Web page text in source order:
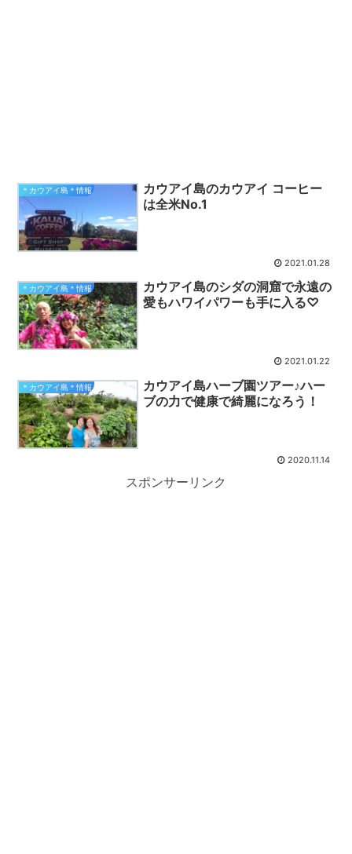
＊カウアイ島＊情報
カウアイ島のカウアイ コーヒー
は全米No.1
2021.01.28
＊カウアイ島＊情報
カウアイ島のシダの洞窟で永遠の
愛もハワイパワーも手に入る♡
2021.01.22
＊カウアイ島＊情報
カウアイ島ハーブ園ツアー♪ハー
ブの力で健康で綺麗になろう！
2020.11.14
スポンサーリンク